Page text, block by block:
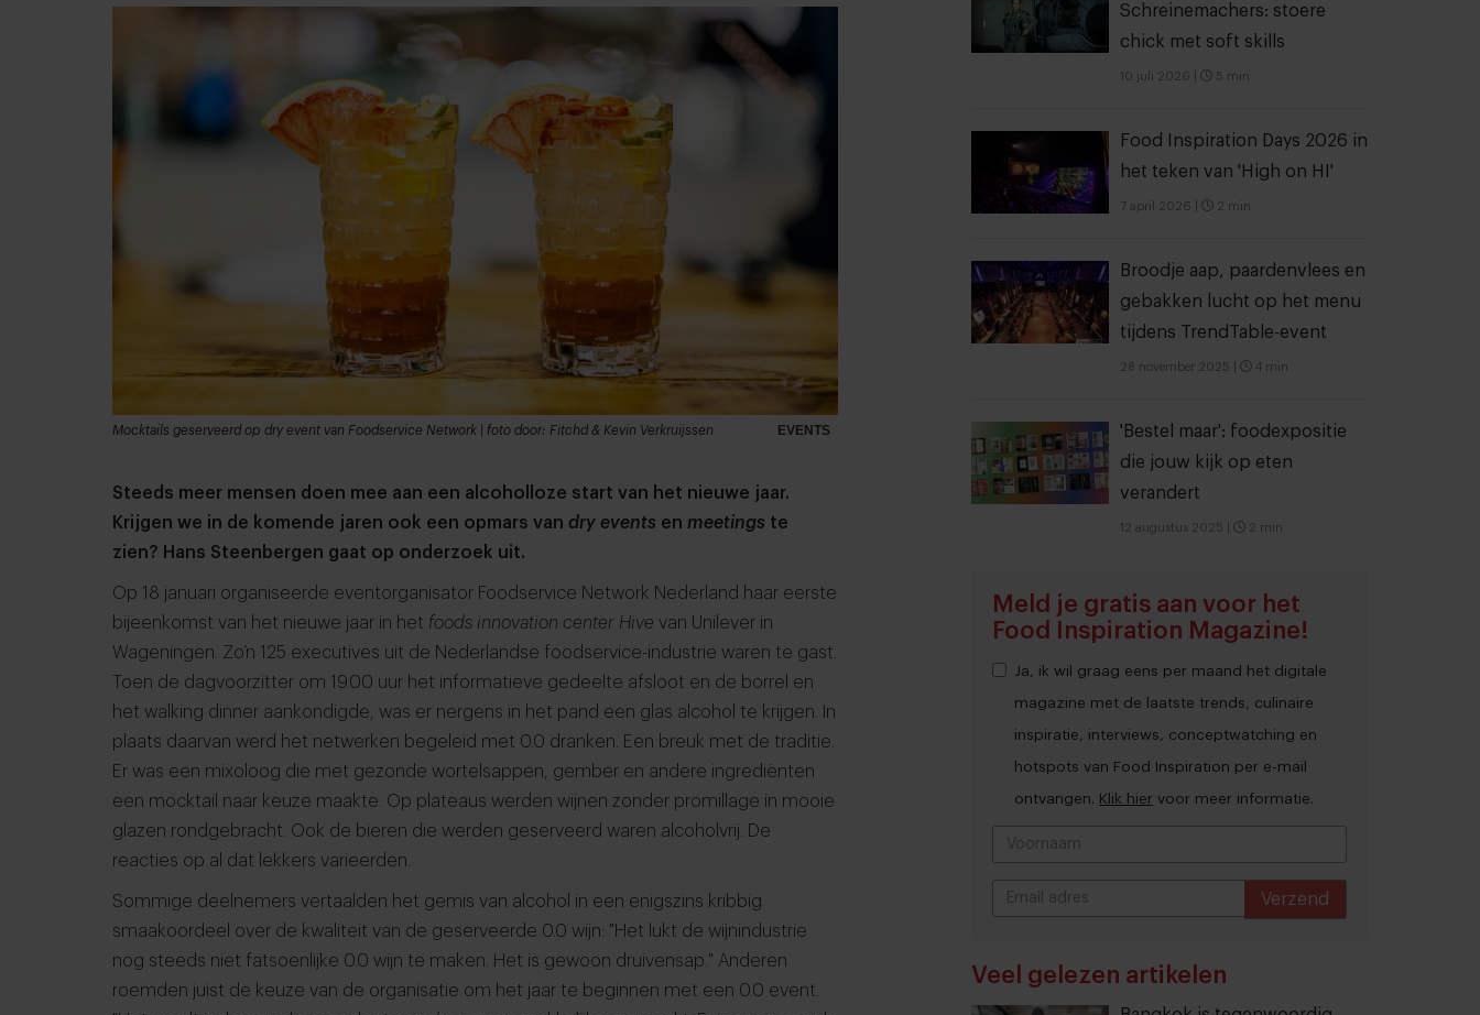
EVENTS
Mocktails geserveerd op dry event van Foodservice Network | foto door: Fitchd & Kevin Verkruijssen
Steeds meer mensen doen mee aan een alcoholloze start van het nieuwe jaar.
Krijgen we in de komende jaren ook een opmars van dry events en meetings te
zien? Hans Steenbergen gaat op onderzoek uit.
Op 18 januari organiseerde eventorganisator Foodservice Network Nederland haar eerste
bijeenkomst van het nieuwe jaar in het foods innovation center Hive van Unilever in
Wageningen. Zo’n 125 executives uit de Nederlandse foodservice-industrie waren te gast.
Toen de dagvoorzitter om 19.00 uur het informatieve gedeelte afsloot en de borrel en
het walking dinner aankondigde, was er nergens in het pand een glas alcohol te krijgen. In
plaats daarvan werd het netwerken begeleid met 0.0 dranken. Een breuk met de traditie.
Er was een mixoloog die met gezonde wortelsappen, gember en andere ingrediënten
een mocktail naar keuze maakte. Op plateaus werden wijnen zonder promillage in mooie
glazen rondgebracht. Ook de bieren die werden geserveerd waren alcoholvrij. De
reacties op al dat lekkers varieerden.
Sommige deelnemers vertaalden het gemis van alcohol in een enigszins kribbig
smaakoordeel over de kwaliteit van de geserveerde 0.0 wijn: "Het lukt de wijnindustrie
nog steeds niet fatsoenlijke 0.0 wijn te maken. Het is gewoon druivensap." Anderen
roemden juist de keuze van de organisatie om het jaar te beginnen met een 0.0 event.
Schreinemachers: stoere
chick met soft skills
10 juli 2026 5 min
Food Inspiration Days 2026 in
het teken van 'High on HI'
7 april 2026 2 min
Broodje aap, paardenvlees en
gebakken lucht op het menu
tijdens TrendTable-event
28 november 2025 4 min
'Bestel maar': foodexpositie
die jouw kijk op eten
verandert
12 augustus 2025 2 min
Meld je gratis aan voor het
Food Inspiration Magazine!
Ja, ik wil graag eens per maand het digitale
magazine met de laatste trends, culinaire
inspiratie, interviews, conceptwatching en
hotspots van Food Inspiration per e-mail
ontvangen. Klik hier voor meer informatie.
Verzend
Veel gelezen artikelen